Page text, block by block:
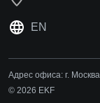
EN
Адрес офиса: г.
© 2026 EKF